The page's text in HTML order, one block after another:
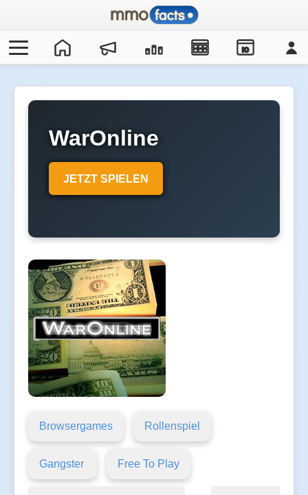
IO
WarOnline
JETZT SPIELEN
Browsergames Rollenspiel
Gangster Free To Play